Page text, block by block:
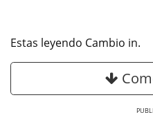
Estas leyendo Cambio in.